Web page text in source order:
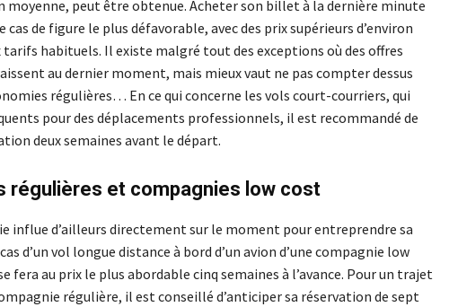
moyenne, peut être obtenue. Acheter son billet à la dernière minute
de figure le plus défavorable, avec des prix supérieurs d’environ
habituels. Il existe malgré tout des exceptions où des offres
au dernier moment, mais mieux vaut ne pas compter dessus
régulières… En ce qui concerne les vols court-courriers, qui
pour des déplacements professionnels, il est recommandé de
deux semaines avant le départ.
régulières et compagnies low cost
influe d’ailleurs directement sur le moment pour entreprendre sa
d’un vol longue distance à bord d’un avion d’une compagnie low
fera au prix le plus abordable cinq semaines à l’avance. Pour un trajet
régulière, il est conseillé d’anticiper sa réservation de sept